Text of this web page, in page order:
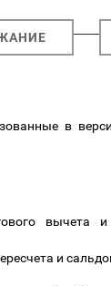
в
вычета
и